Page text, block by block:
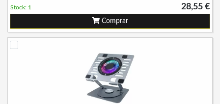
28,55 €
Stock: 1
Comprar